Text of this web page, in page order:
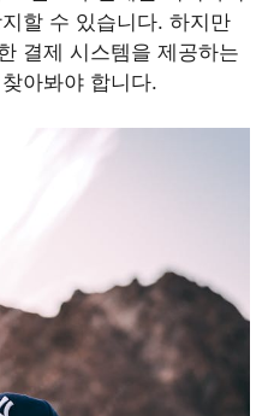
할 수 있습니다. 하지만
결제 시스템을 제공하는
아봐야 합니다.